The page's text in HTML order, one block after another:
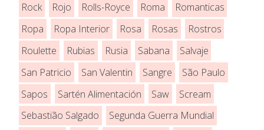
Rock
Rojo Rolls-Royce Roma
Romanticas
Ropa
Ropa Interior Rosa Rosas
Rostros
Roulette
Rubias Rusia Sabana
Salvaje
San Patricio
San Valentin Sangre
São Paulo
Sapos
Sartén Alimentación Saw
Scream
Sebastião Salgado
Segunda Guerra Mundial